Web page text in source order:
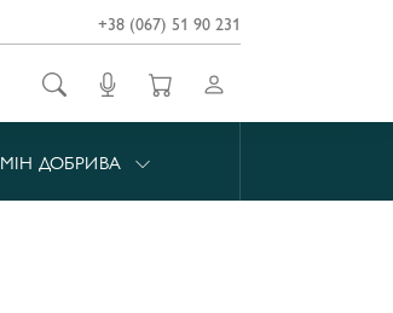
+38 (067) 51 90 231
МІН ДОБРИВА